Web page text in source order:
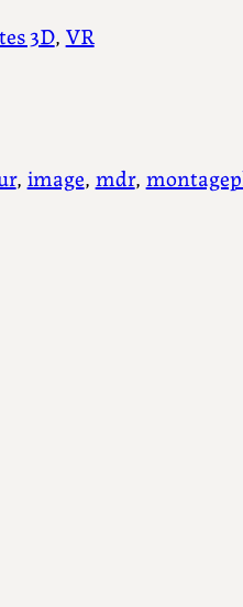
3D, VR
, image, mdr,